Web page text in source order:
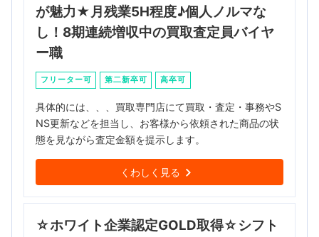
が魅力★月残業5H程度♪個人ノルマな
し！8期連続増収中の買取査定員バイヤ
ー職
フリーター可 第二新卒可 高卒可
具体的には、、、買取専門店にて買取・査定・事務やS
NS更新などを担当し、お客様から依頼された商品の状
態を見ながら査定金額を提示します。
くわしく見る
☆ホワイト企業認定GOLD取得☆シフト